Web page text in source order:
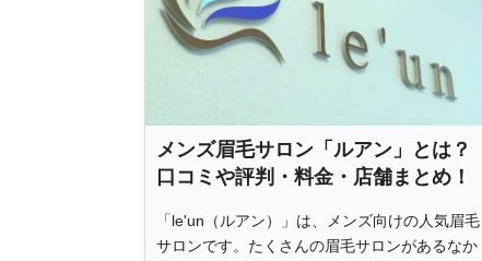
メンズ眉毛サロン「ルアン」とは？
口コミや評判・料金・店舗まとめ！
「le'un（ルアン）」は、メンズ向けの人気眉毛
サロンです。たくさんの眉毛サロンがあるなか